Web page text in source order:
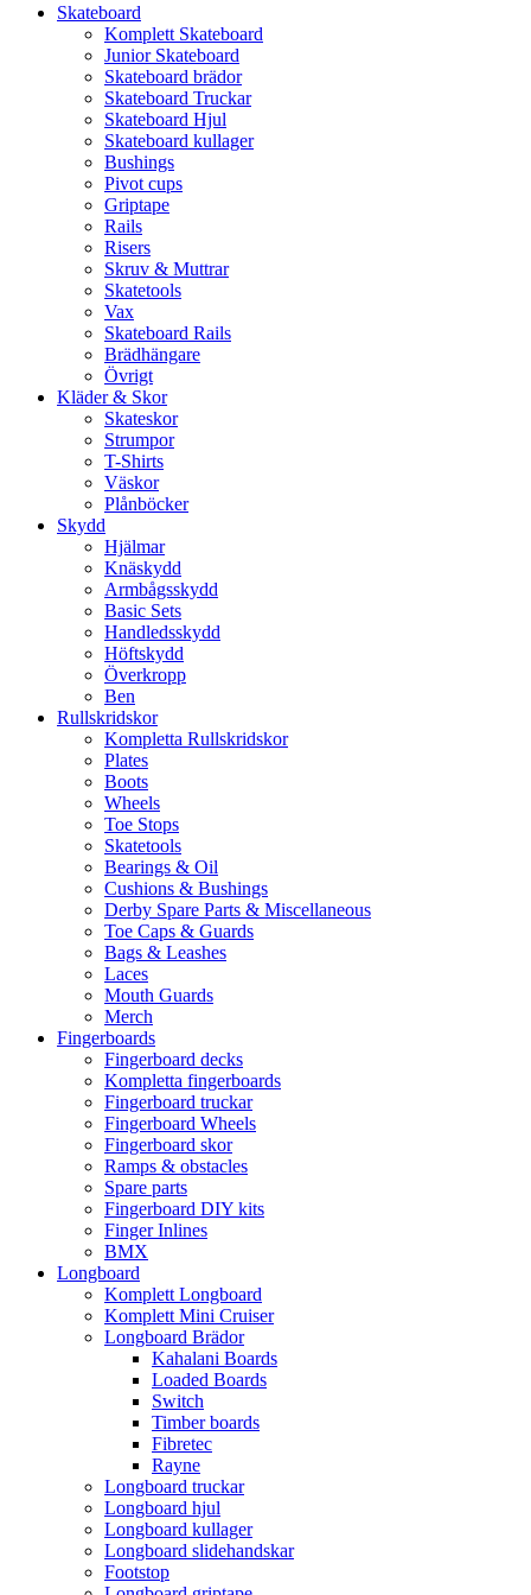
Skateboard
Komplett Skateboard
Junior Skateboard
Skateboard brädor
Skateboard Truckar
Skateboard Hjul
Skateboard kullager
Bushings
Pivot cups
Griptape
Rails
Risers
Skruv & Muttrar
Skatetools
Vax
Skateboard Rails
Brädhängare
Övrigt
Kläder & Skor
Skateskor
Strumpor
T-Shirts
Väskor
Plånböcker
Skydd
Hjälmar
Knäskydd
Armbågsskydd
Basic Sets
Handledsskydd
Höftskydd
Överkropp
Ben
Rullskridskor
Kompletta Rullskridskor
Plates
Boots
Wheels
Toe Stops
Skatetools
Bearings & Oil
Cushions & Bushings
Derby Spare Parts & Miscellaneous
Toe Caps & Guards
Bags & Leashes
Laces
Mouth Guards
Merch
Fingerboards
Fingerboard decks
Kompletta fingerboards
Fingerboard truckar
Fingerboard Wheels
Fingerboard skor
Ramps & obstacles
Spare parts
Fingerboard DIY kits
Finger Inlines
BMX
Longboard
Komplett Longboard
Komplett Mini Cruiser
Longboard Brädor
Kahalani Boards
Loaded Boards
Switch
Timber boards
Fibretec
Rayne
Longboard truckar
Longboard hjul
Longboard kullager
Longboard slidehandskar
Footstop